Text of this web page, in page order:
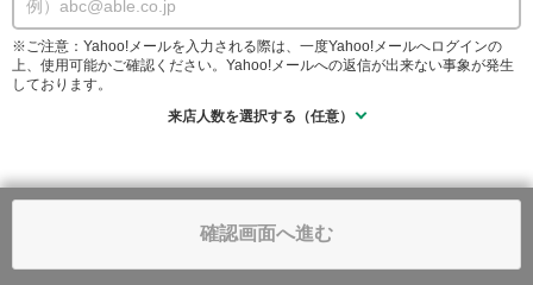
※ご注意：Yahoo!メールを入力される際は、一度Yahoo!メールへログインの
上、使用可能かご確認ください。Yahoo!メールへの返信が出来ない事象が発生
しております。
来店人数を選択する（任意）
確認画面へ進む